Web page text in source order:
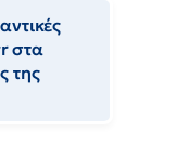
στα
της